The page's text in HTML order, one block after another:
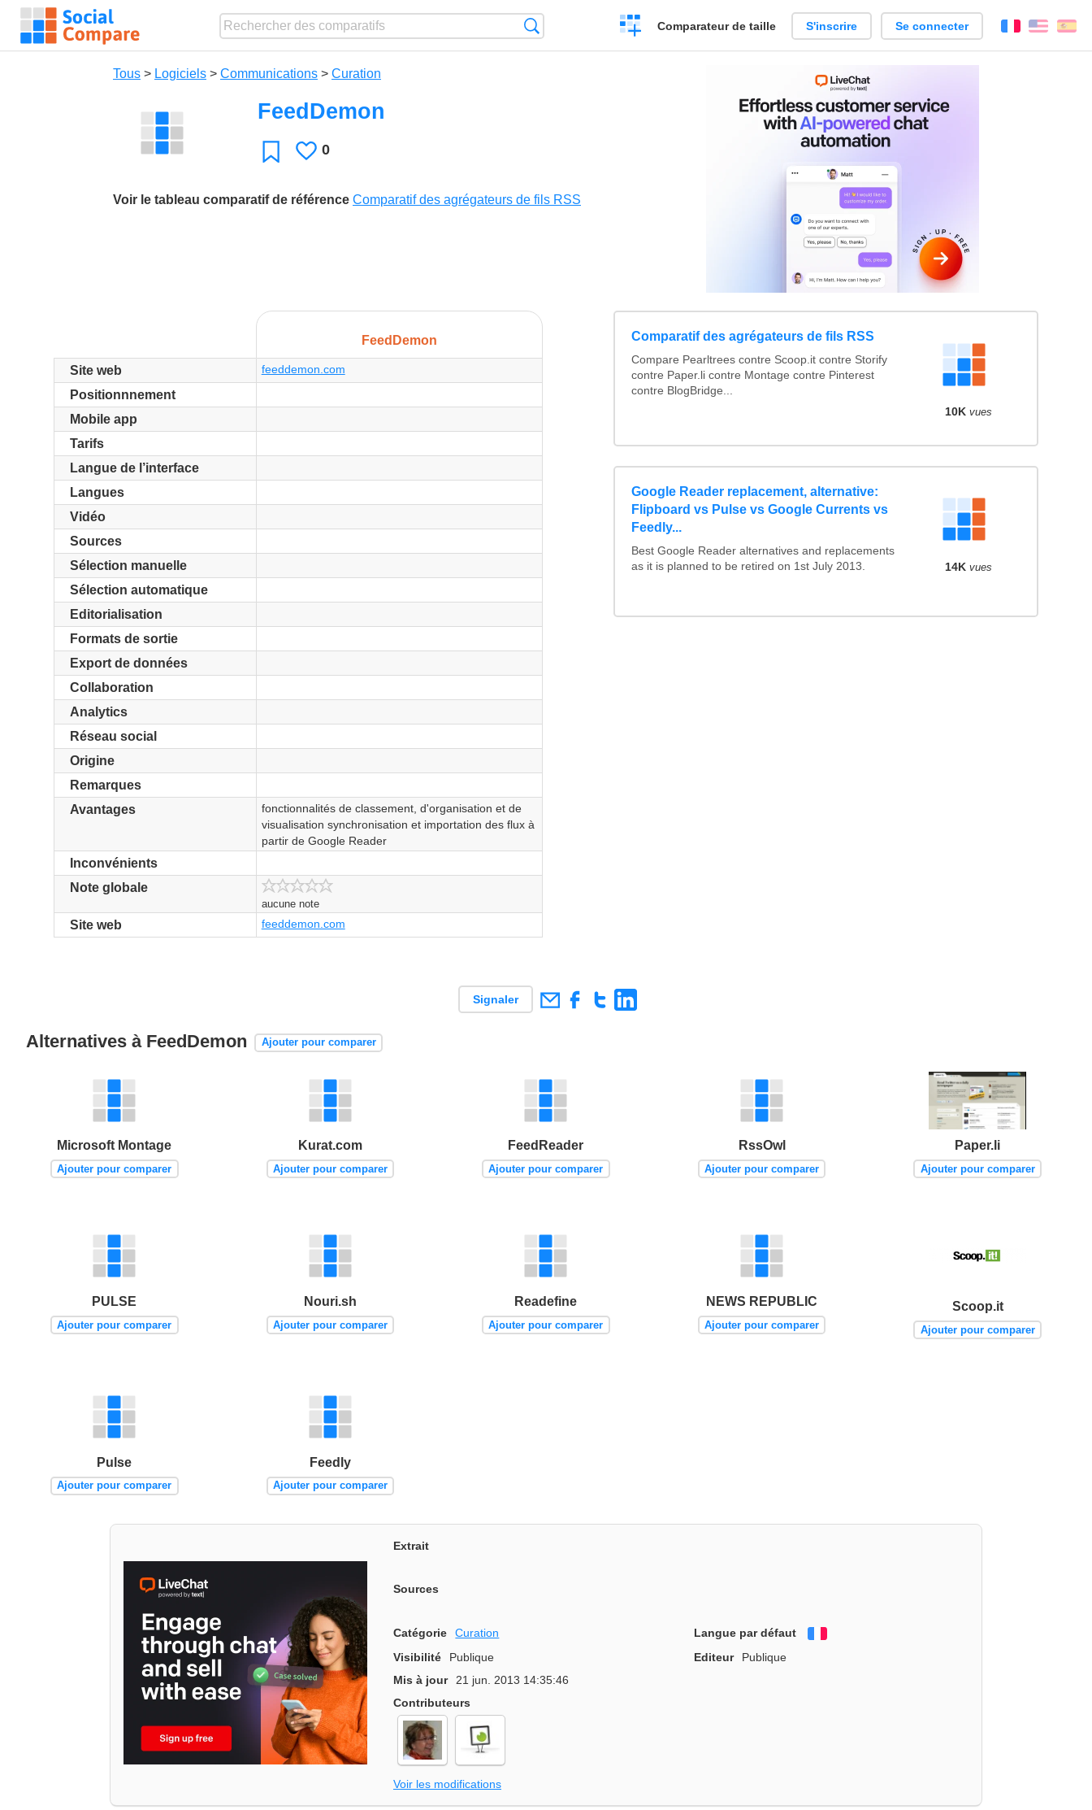
Créer
un
Comparateur de taille S'inscrire Se connecter FrançaisEnglish
Tous > Logiciels > Communications > Curation
FeedDemon
Favori J'aime
0
Voir le tableau comparatif de référence Comparatif des agrégateurs de fils RSS
FeedDemon
Site web feeddemon.com
Positionnnement
Mobile app
Tarifs
Langue de l’interface
Langues
Vidéo
Sources
Sélection manuelle
Sélection automatique
Editorialisation
Formats de sortie
Export de données
Collaboration
Analytics
Réseau social
Origine
Remarques
Avantages
fonctionnalités de classement, d'organisation et de
visualisation synchronisation et importation des flux à
partir de Google Reader
Inconvénients
Note globale
aucune note
Site web feeddemon.com
Comparatif des agrégateurs de fils RSS
Compare Pearltrees contre Scoop.it contre Storify
contre Paper.li contre Montage contre Pinterest
contre BlogBridge...
10K vues
Google Reader replacement, alternative:
Flipboard vs Pulse vs Google Currents vs
Feedly...
Best Google Reader alternatives and replacements
as it is planned to be retired on 1st July 2013.
14K vues
Signaler
Alternatives à FeedDemon Ajouter pour comparer
Microsoft Montage
Ajouter pour comparer
Kurat.com
Ajouter pour comparer
FeedReader
Ajouter pour comparer
RssOwl
Ajouter pour comparer
Paper.li
Ajouter pour comparer
PULSE
Ajouter pour comparer
Nouri.sh
Ajouter pour comparer
Readefine
Ajouter pour comparer
NEWS REPUBLIC
Ajouter pour comparer
Scoop.it
Ajouter pour comparer
Pulse
Ajouter pour comparer
Feedly
Ajouter pour comparer
Extrait
Sources
Catégorie Curation Langue par défaut
Français
Visibilité
Publique Editeur
Publique
Mis à jour
21 jun. 2013 14:35:46
Contributeurs
Voir les modifications